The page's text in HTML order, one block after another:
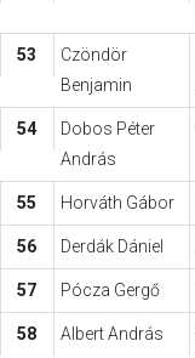
53
Czöndör
Benjamin
54
Dobos Péter
András
55 Horváth Gábor
56 Derdák Dániel
57 Pócza Gergő
58 Albert András